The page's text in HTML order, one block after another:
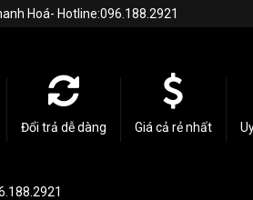
Hoá- Hotline:096.188.2921
Đổi trả dễ dàng Giá cả rẻ nhất